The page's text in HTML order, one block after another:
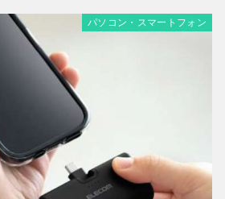
パソコン・スマートフォン